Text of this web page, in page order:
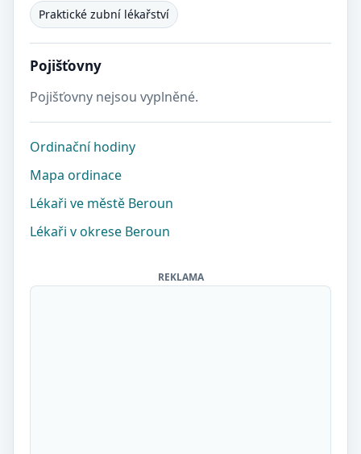
Praktické zubní lékařství
Pojišťovny
Pojišťovny nejsou vyplněné.
Ordinační hodiny
Mapa ordinace
Lékaři ve městě Beroun
Lékaři v okrese Beroun
REKLAMA